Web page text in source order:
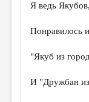
Я ведь
Понравилось
"Якуб из
И "Дружбан